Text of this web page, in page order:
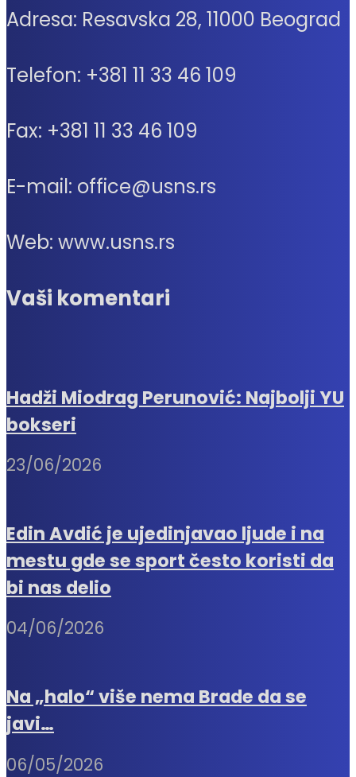
Adresa: Resavska 28, 11000 Beograd
Telefon: +381 11 33 46 109
Fax: +381 11 33 46 109
E-mail: office@usns.rs
Web: www.usns.rs
Vaši komentari
Hadži Miodrag Perunović: Najbolji YU
bokseri
23/06/2026
Edin Avdić je ujedinjavao ljude i na
mestu gde se sport često koristi da
bi nas delio
04/06/2026
Na „halo“ više nema Brade da se
javi…
06/05/2026